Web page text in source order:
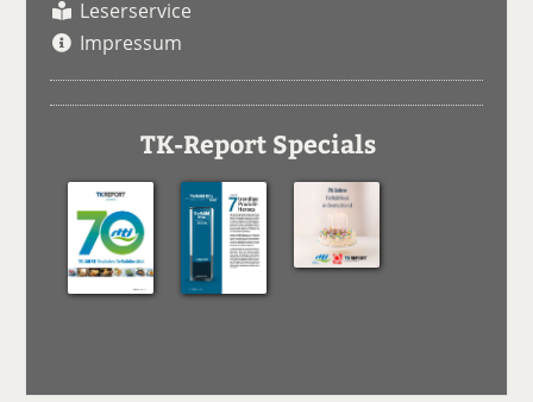
Leserservice
Impressum
TK-Report Specials